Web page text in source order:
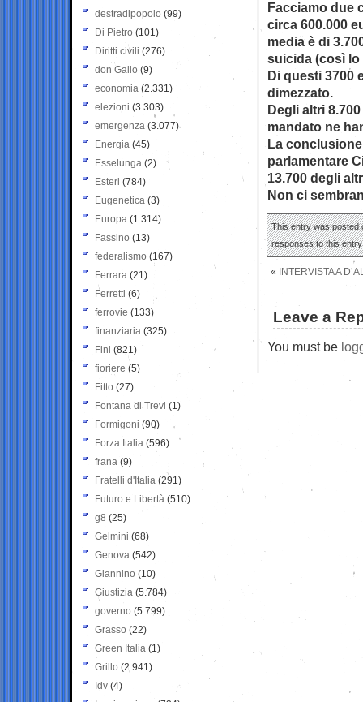
Facciamo due
circa 600.000
media è di
suicida (così lo
Di questi 3700
dimezzato.
Degli altri
mandato ne
La
parlamentare
13.700 degli
Non ci
This entry was posted
responses to this
« INTERVISTA A
Leave a
You must be
destradipopolo (99)
Di Pietro (101)
Diritti civili (276)
don Gallo (9)
economia (2.331)
elezioni (3.303)
emergenza (3.077)
Energia (45)
Esselunga (2)
Esteri (784)
Eugenetica (3)
Europa (1.314)
Fassino (13)
federalismo (167)
Ferrara (21)
Ferretti (6)
ferrovie (133)
finanziaria (325)
Fini (821)
fioriere (5)
Fitto (27)
Fontana di Trevi (1)
Formigoni (90)
Forza Italia (596)
frana (9)
Fratelli d'Italia (291)
Futuro e Libertà (510)
g8 (25)
Gelmini (68)
Genova (542)
Giannino (10)
Giustizia (5.784)
governo (5.799)
Grasso (22)
Green Italia (1)
Grillo (2.941)
Idv (4)